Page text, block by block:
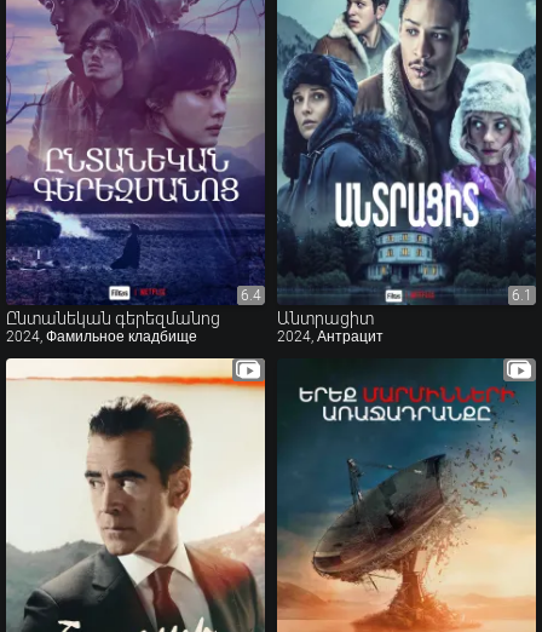
6.4
6.4
Ընտանեկան գերեզմանոց
2024, Фамильное кладбище
6.1
6.1
Անտրացիտ
2024, Антрацит